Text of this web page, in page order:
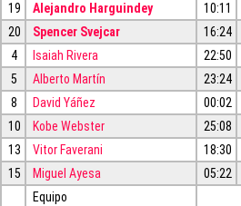
19
Alejandro Harguindey 10:11
20
Spencer Svejcar 16:24
4
Isaiah Rivera 22:50
5
Alberto Martín 23:24
8
David Yáñez 00:02
10
Kobe Webster 25:08
13
Vitor Faverani 18:30
15
Miguel Ayesa 05:22
Equipo